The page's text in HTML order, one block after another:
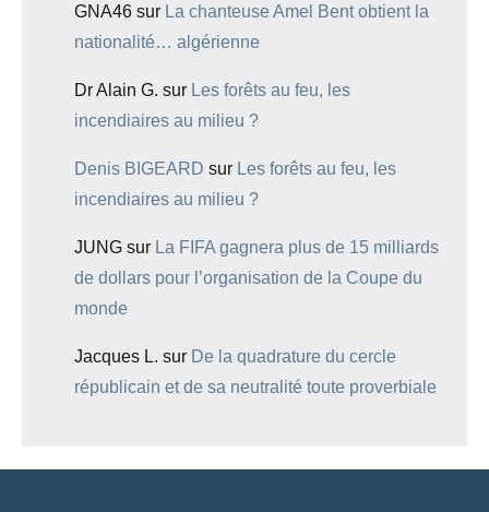
GNA46 sur La chanteuse Amel Bent obtient la
nationalité… algérienne
Dr Alain G. sur Les forêts au feu, les
incendiaires au milieu ?
Denis BIGEARD sur Les forêts au feu, les
incendiaires au milieu ?
JUNG sur La FIFA gagnera plus de 15 milliards
de dollars pour l’organisation de la Coupe du
monde
Jacques L. sur De la quadrature du cercle
républicain et de sa neutralité toute proverbiale